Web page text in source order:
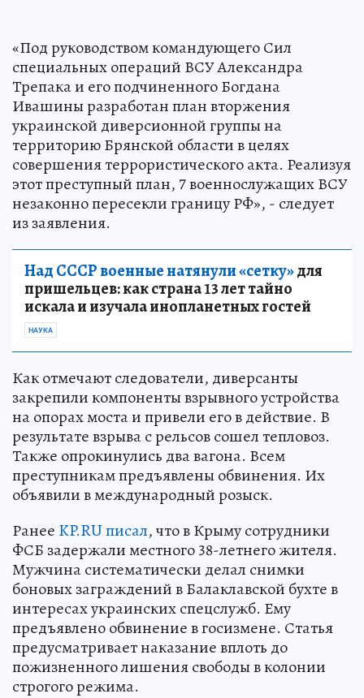
«Под руководством командующего Сил
специальных операций ВСУ Александра
Трепака и его подчиненного Богдана
Ивашины разработан план вторжения
украинской диверсионной группы на
территорию Брянской области в целях
совершения террористического акта. Реализуя
этот преступный план, 7 военнослужащих ВСУ
незаконно пересекли границу РФ», - следует
из заявления.
Над СССР военные натянули «сетку»для
пришельцев: как страна 13 лет тайно
искала и изучала инопланетных гостей
НАУКА
Как отмечают следователи, диверсанты
закрепили компоненты взрывного устройства
на опорах моста и привели его в действие. В
результате взрыва с рельсов сошел тепловоз.
Также опрокинулись два вагона. Всем
преступникам предъявлены обвинения. Их
объявили в международный розыск.
Ранее KP.RU писал, что в Крыму сотрудники
ФСБ задержали местного 38-летнего жителя.
Мужчина систематически делал снимки
боновых заграждений в Балаклавской бухте в
интересах украинских спецслужб. Ему
предъявлено обвинение в госизмене. Статья
предусматривает наказание вплоть до
пожизненного лишения свободы в колонии
строгого режима.